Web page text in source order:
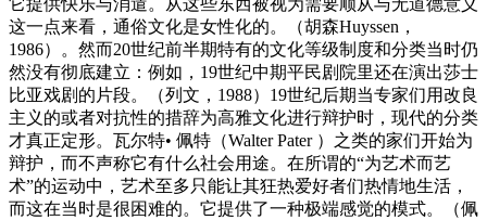
它提供快乐与消遣。从这些东西被视为需要顺从与无道德意义
这一点来看，通俗文化是女性化的。（胡森Huyssen，
1986）。然而20世纪前半期特有的文化等级制度和分类当时仍
然没有彻底建立：例如，19世纪中期平民剧院里还在演出莎士
比亚戏剧的片段。（列文，1988）19世纪后期当专家们用改良
主义的或者对抗性的措辞为高雅文化进行辩护时，现代的分类
才真正定形。瓦尔特• 佩特（Walter Pater ）之类的家们开始为
辩护，而不声称它有什么社会用途。在所谓的“为艺术而艺
术”的运动中，艺术至多只能让其狂热爱好者们热情地生活，
而这在当时是很困难的。它提供了一种极端感觉的模式。（佩